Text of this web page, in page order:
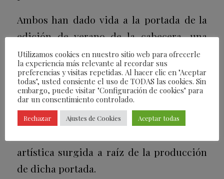
Ambos han dado vida a la portada de la
edición de verano de la cabecera, una
imagen icónica que refleja el proceso de
transformación vivido por Karla en los
últimos meses hasta alcanzar un
auténtico renacimiento. Esta narrativa
visual no solo cobra forma en la revista,
artística surgida a raíz de la producción
de dicha portada.
Utilizamos cookies en nuestro sitio web para ofrecerle
la experiencia más relevante al recordar sus
preferencias y visitas repetidas. Al hacer clic en "Aceptar
todas", usted consiente el uso de TODAS las cookies. Sin
embargo, puede visitar "Configuración de cookies" para
dar un consentimiento controlado.
Rechazar Ajustes de Cookies Aceptar todas